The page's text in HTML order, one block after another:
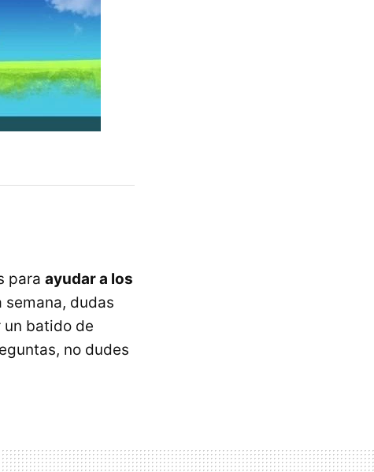
para ayudar a los
dudas
batido de
no dudes